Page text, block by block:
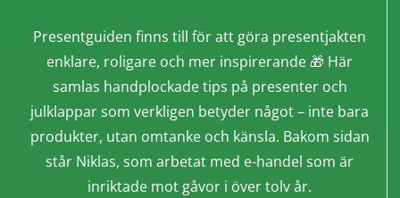
Presentguiden finns till för att göra presentjakten
enklare, roligare och mer inspirerande 🎁 Här
samlas handplockade tips på presenter och
julklappar som verkligen betyder något – inte bara
produkter, utan omtanke och känsla. Bakom sidan
står Niklas, som arbetat med e-handel som är
inriktade mot gåvor i över tolv år.